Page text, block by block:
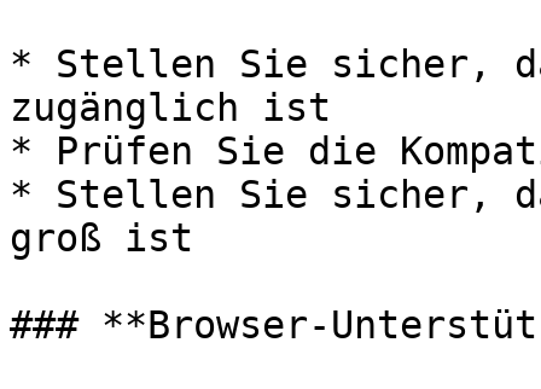
* Stellen Sie sicher,
zugänglich ist
* Prüfen Sie die
* Stellen Sie sicher,
groß ist
### **Browser-